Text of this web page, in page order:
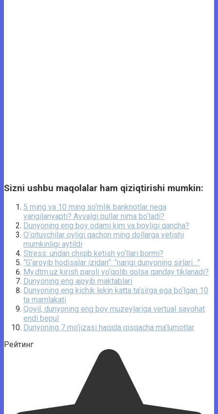
Sizni ushbu maqolalar ham qiziqtirishi mumkin:
5 ming va 10 ming so‘mlik banknotlar nega
yangilanyapti? Avvalgi pullar nima bo‘ladi?
Dunyoning eng boy odami kim va boyligi qancha?
O‘qituvchilar oyligi qachon ming dollarga yetishi
mumkinligi aytildi
Stress: undan chiqib ketish yo‘llari bormi?
“G‘aroyib hodisalar izidan”: “narigi dunyoning sirlari…”
My.dtm.uz kirish paroli yo‘qolib qolsa qanday tiklanadi?
Dunyoning eng ajoyib maktablari
Dunyoning eng kichik lekin katta ta’sirga ega bo‘lgan 10
ta mamlakati
Qoyil, dunyoning eng boy muzeylariga vertual sayohat
endi bepul
Dunyoning 7 mo‘jizasi haqida qisqacha ma’lumotlar
Рейтинг